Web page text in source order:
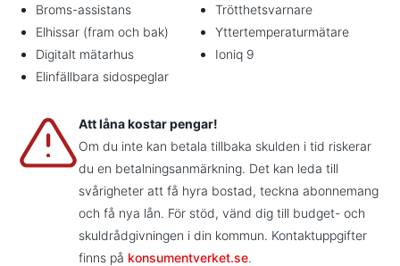
Broms-assistans
Elhissar (fram och bak)
Digitalt mätarhus
Elinfällbara sidospeglar
Trötthetsvarnare
Yttertemperaturmätare
Ioniq 9
Att låna kostar pengar!
Om du inte kan betala tillbaka skulden i tid riskerar
du en betalningsanmärkning. Det kan leda till
svårigheter att få hyra bostad, teckna abonnemang
och få nya lån. För stöd, vänd dig till budget- och
skuldrådgivningen i din kommun. Kontaktuppgifter
finns på konsumentverket.se.